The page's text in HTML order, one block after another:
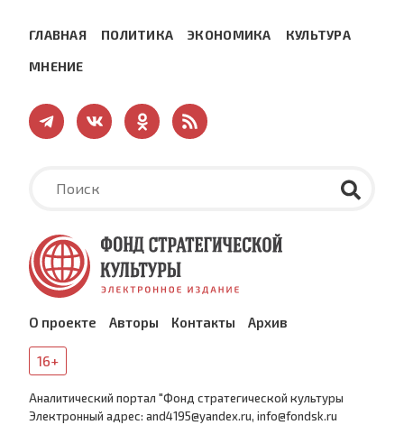
ГЛАВНАЯ ПОЛИТИКА ЭКОНОМИКА КУЛЬТУРА
МНЕНИЕ
О проекте Авторы Контакты Архив
16+
Аналитический портал "Фонд стратегической культуры
Электронный адрес: and4195@yandex.ru, info@fondsk.ru